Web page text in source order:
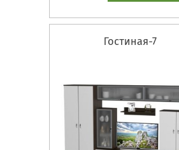
Гостиная-7